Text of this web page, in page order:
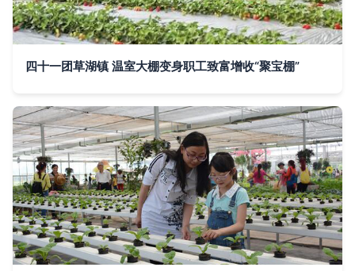
四十一团草湖镇 温室大棚变身职工致富增收“聚宝棚”